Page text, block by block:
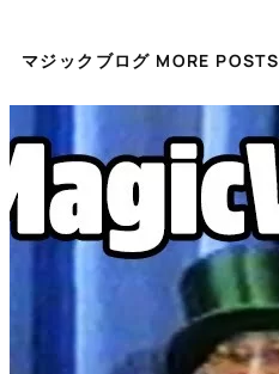
マジックブログ MORE POSTS